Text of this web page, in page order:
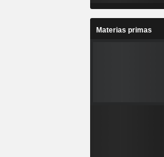
Materias primas